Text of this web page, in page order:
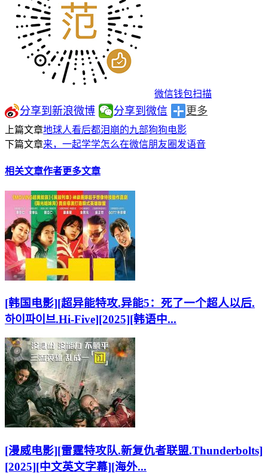
微信钱包扫描
分享到新浪微博 分享到微信 更多
上篇文章地球人看后都泪崩的九部狗狗电影
下篇文章来，一起学学怎么在微信朋友圈发语音
相关文章作者更多文章
[韩国电影][超异能特攻.异能5：死了一个超人以后.
하이파이브.Hi-Five][2025][韩语中...
[漫威电影][雷霆特攻队.新复仇者联盟.Thunderbolts]
[2025][中文英文字幕][海外...